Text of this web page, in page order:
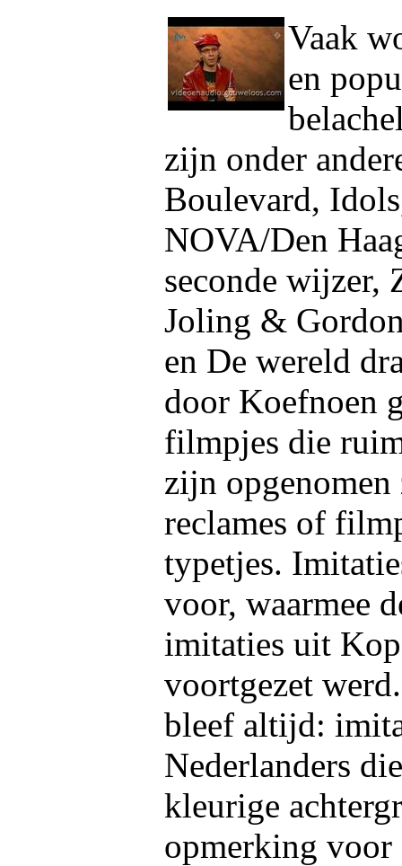
Vaak
en
zijn onder
Boulevard,
NOVA/Den
seconde wijzer,
Joling &
en De wereld
door Koefnoen
filmpjes die
zijn
reclames of
typetjes.
voor, waarmee
imitaties uit
voortgezet
bleef altijd:
Nederlanders
kleurige
opmerking voor